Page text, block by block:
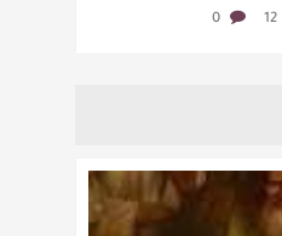
12
0